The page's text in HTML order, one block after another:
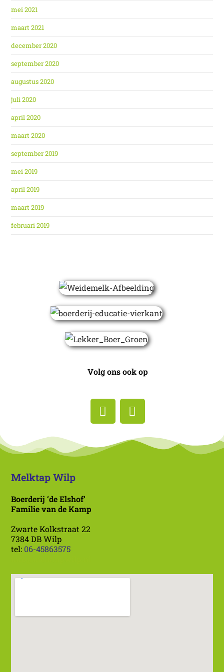
mei 2021
maart 2021
december 2020
september 2020
augustus 2020
juli 2020
april 2020
maart 2020
september 2019
mei 2019
april 2019
maart 2019
februari 2019
Volg ons ook op
Melktap Wilp
Boerderij ‘de Elshof’
Familie van de Kamp
Zwarte Kolkstraat 22
7384 DB Wilp
tel: 06-45863575